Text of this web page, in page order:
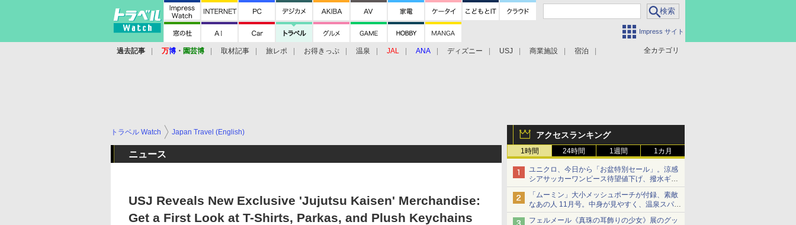
Impress サイト
全カテゴリ
過去記事 万博 ・ 園芸博 取材記事 旅レポ お得きっぷ 温泉 JAL ANA ディズニー USJ 商業施設 宿泊
アクセスランキング
1時間 24時間 1週間 1カ月
ユニクロ、今日から「お盆特別セール」。涼感
シアサッカーワンピース待望値下げ、撥水ギア
ショーツは1990円に
「ムーミン」大小メッシュポーチが付録、素敵
なあの人 11月号。中身が見やすく、温泉スパに
も使える
フェルメール《真珠の耳飾りの少女》展のグッ
トラベル Watch Japan Travel (English)
ニュース
USJ Reveals New Exclusive 'Jujutsu Kaisen' Merchandise:
Get a First Look at T-Shirts, Parkas, and Plush Keychains